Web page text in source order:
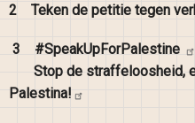
2 Teken de petitie tegen
3
#SpeakUpForPalestine
Stop de straffeloosheid,
Palestina!